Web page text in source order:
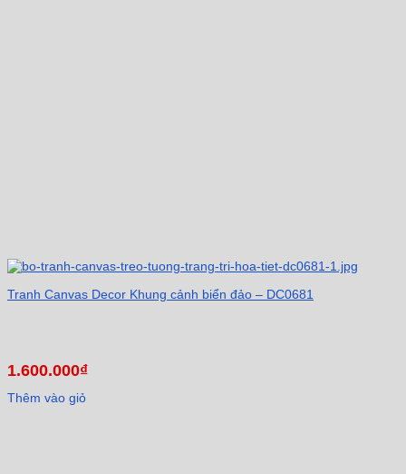
Tranh Canvas Decor Khung cảnh biển đảo – DC0681
1.600.000₫
Thêm vào giỏ